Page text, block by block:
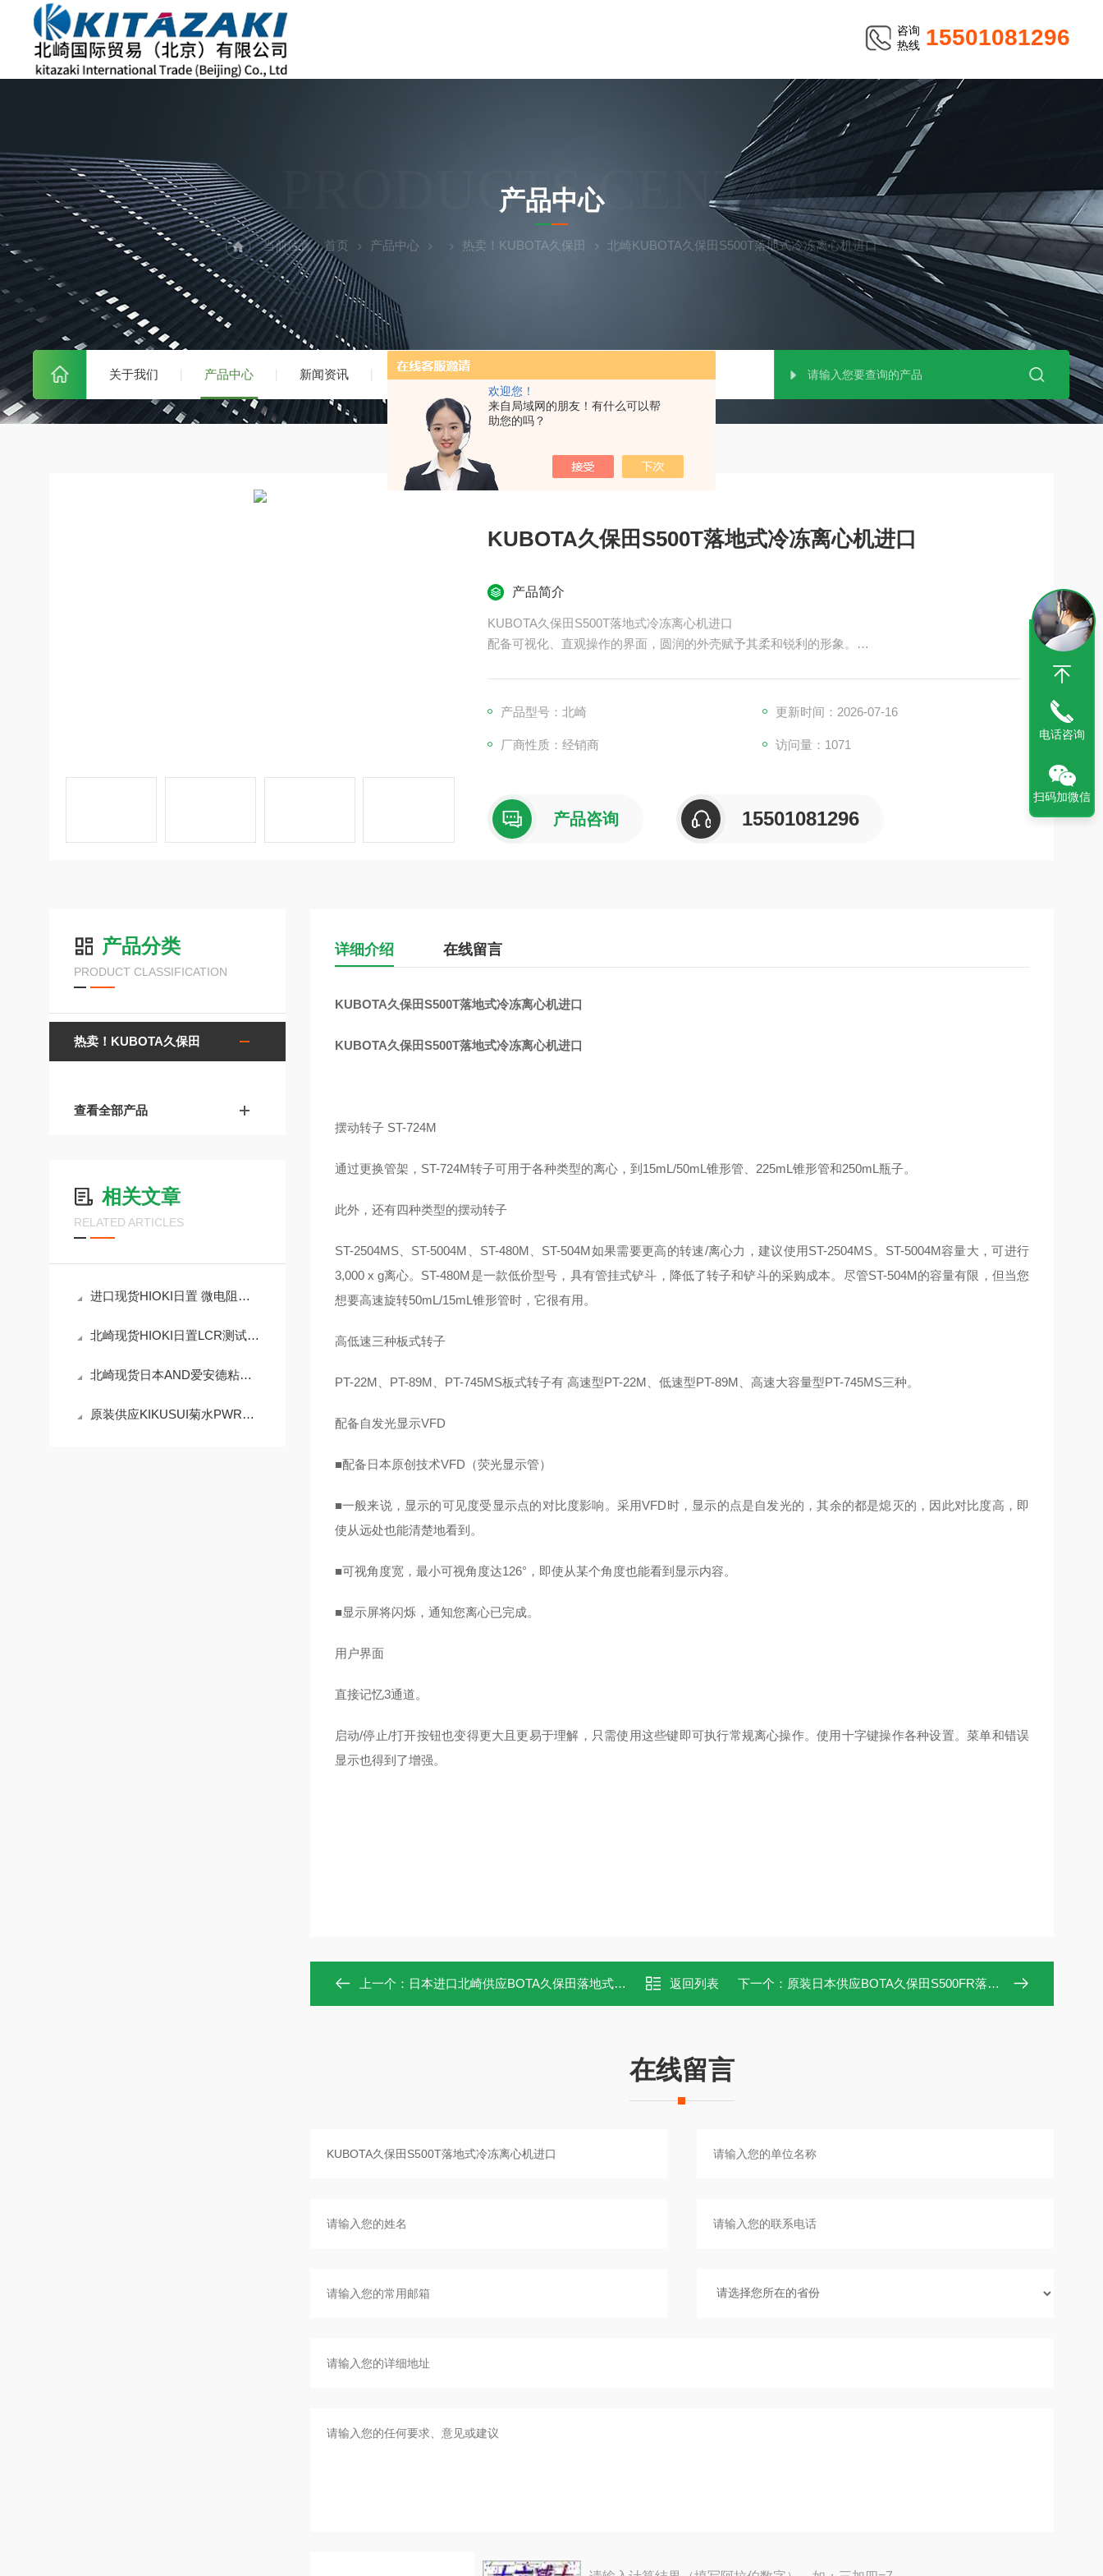
欢迎您！
来自局域网的朋友！有什么可以帮
助您的吗？
咨询
热线 15501081296
关于我们 产品中心 新闻资讯 技术文章
PRODUCTS CENTER
产品中心
当前位置：首页 产品中心 热卖！KUBOTA久保田 北崎KUBOTA久保田S500T落地式冷冻离心机进口
KUBOTA久保田S500T落地式冷冻离心机进口
产品简介
KUBOTA久保田S500T落地式冷冻离心机进口
配备可视化、直观操作的界面，圆润的外壳赋予其柔和锐利的形象。
产品型号：北崎 更新时间：2026-07-16
厂商性质：经销商 访问量：1071
产品咨询 15501081296
产品分类
PRODUCT CLASSIFICATION
热卖！KUBOTA久保田
查看全部产品
相关文章
RELATED ARTICLES
进口现货HIOKI日置 微电阻测试仪RM3544
北崎现货HIOKI日置LCR测试仪仪 IM3536
北崎现货日本AND爱安德粘度计SV-10
原装供应KIKUSUI菊水PWR1201ML薄型直流电源
详细介绍 在线留言
KUBOTA久保田S500T落地式冷冻离心机进口
KUBOTA久保田S500T落地式冷冻离心机进口
摆动转子 ST-724M
通过更换管架，ST-724M转子可用于各种类型的离心，到15mL/50mL锥形管、225mL锥形管和250mL瓶子。
此外，还有四种类型的摆动转子
ST-2504MS、ST-5004M、ST-480M、ST-504M如果需要更高的转速/离心力，建议使用ST-2504MS。ST-5004M容量大，可进行
3,000 x g离心。ST-480M是一款低价型号，具有管挂式铲斗，降低了转子和铲斗的采购成本。尽管ST-504M的容量有限，但当您
想要高速旋转50mL/15mL锥形管时，它很有用。
高低速三种板式转子
PT-22M、PT-89M、PT-745MS板式转子有 高速型PT-22M、低速型PT-89M、高速大容量型PT-745MS三种。
配备自发光显示VFD
■配备日本原创技术VFD（荧光显示管）
■一般来说，显示的可见度受显示点的对比度影响。采用VFD时，显示的点是自发光的，其余的都是熄灭的，因此对比度高，即
使从远处也能清楚地看到。
■可视角度宽，最小可视角度达126°，即使从某个角度也能看到显示内容。
■显示屏将闪烁，通知您离心已完成。
用户界面
直接记忆3通道。
启动/停止/打开按钮也变得更大且更易于理解，只需使用这些键即可执行常规离心操作。使用十字键操作各种设置。菜单和错误
显示也得到了增强。
上一个： 日本进口北崎供应BOTA久保田落地式冷冻离心机S500FR 返回列表 下一个： 原装日本供应BOTA久保田S500FR落地式冷冻离心机
在线留言
电话咨询
扫码加微信